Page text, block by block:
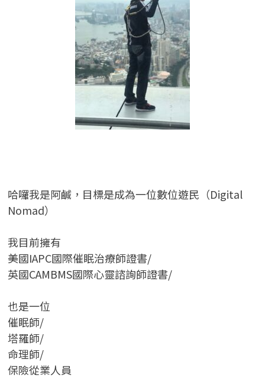
哈囉我是阿鹹，目標是成為一位數位遊民（Digital
Nomad）
我目前擁有
美國IAPC國際催眠治療師證書/
英國CAMBMS國際心靈諮詢師證書/
也是一位
催眠師/
塔羅師/
命理師/
保險從業人員